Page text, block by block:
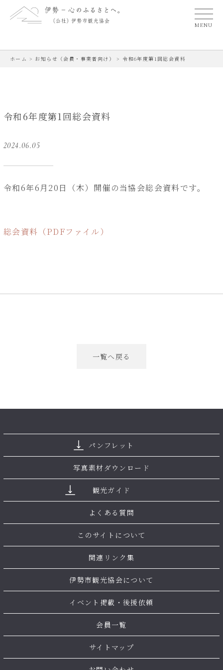
MENU
ホーム >お知らせ（会員・事業者向け） > 令和6年度第1回総会資料
令和6年度第1回総会資料
2024.06.05
令和6年6月20日（木）開催の当協会総会資料です。
総会資料（PDFファイル）
一覧へ戻る
パンフレット
写真素材ダウンロード
観光ガイド
よくある質問
このサイトについて
関連リンク集
伊勢市観光協会について
イベント掲載・後援依頼
会員一覧
サイトマップ